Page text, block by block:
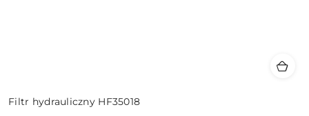
Filtr hydrauliczny HF35018